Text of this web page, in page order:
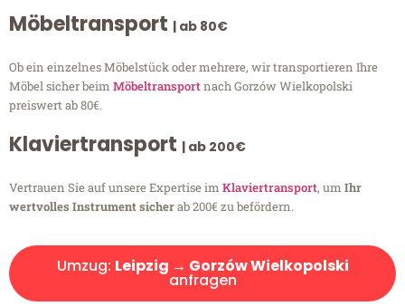
Möbeltransport | ab 80€
Ob ein einzelnes Möbelstück oder mehrere, wir transportieren Ihre
Möbel sicher beim Möbeltransportnach Gorzów Wielkopolski
preiswert ab 80€.
Klaviertransport | ab 200€
Vertrauen Sie auf unsere Expertise im Klaviertransport, um Ihr
wertvolles Instrument sicherab 200€ zu befördern.
Umzug: Leipzig → Gorzów Wielkopolski
anfragen